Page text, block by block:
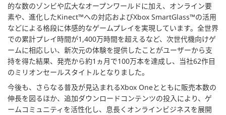
的な数のゾンビや広大なオープンワールドに加え、オンライン要
素や、進化したKinect™への対応およびXbox SmartGlass™の活用
などによる格段に体感的なゲームプレイを実現しています。全世界
での累計プレイ時間が1,400万時間を超えるなど、次世代機向けゲ
ームに相応しい、新次元の体験を提供したことがユーザーから支
持を得た結果、発売から約1ヵ月で100万本を達成し、当社62作目
のミリオンセールスタイトルとなりました。
今後も、さらなる普及が見込まれるXbox Oneとともに販売本数の
伸長を図るほか、追加ダウンロードコンテンツの投入により、ゲ
ームコミュニティを活性化し、息長くオンラインビジネスを展開